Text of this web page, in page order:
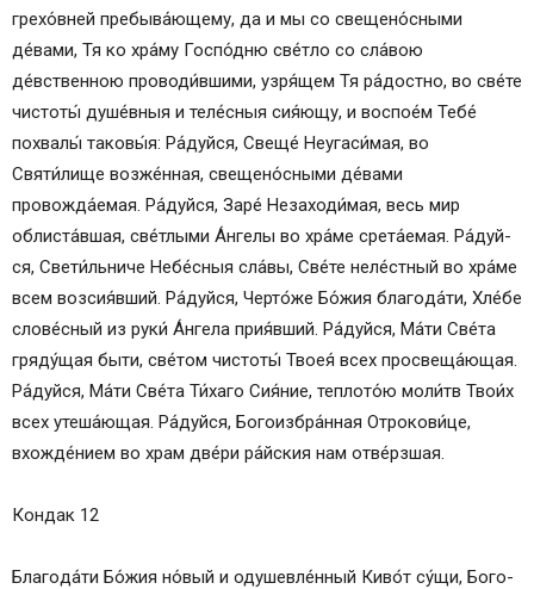
грехо́вней пребыва́ющему, да и мы со свещено́сными
де́вами, Тя ко хра́­му Госпо́дню све́т­ло со сла́­вою
де́вственною проводи́вшими, узря́щем Тя ра́­дост­но, во све́­те
чис­то­ты́ ду­ше́в­ныя и те­ле́с­ныя сия́ющу, и воспое́м Те­бе́
похвалы́ та­ко­вы́я: Ра́­дуй­ся, Свеще́ Неугаси́мая, во
Святи́лище возже́нная, свещено́сными де́вами
провожда́емая. Ра́­дуй­ся, Заре́ Незаходи́мая, весь мир
облиста́вшая, све́тлыми А́н­ге­лы во хра́­ме срета́емая. Ра́­дуй­
ся, Све­ти́ль­ни­че Не­бе́с­ныя сла́­вы, Све́­те неле́стный во хра́­ме
всем возсия́вший. Ра́­дуй­ся, Черто́же Бо́­жия бла­го­да́­ти, Хле́­бе
слове́сный из ру­ки́ А́н­ге­ла прия́вший. Ра́­дуй­ся, Ма́­ти Све́­та
гряду́щая бы­ти, све́­том чис­то­ты́ Твоея́ всех про­све­ща́ю­щая.
Ра́­дуй­ся, Ма́­ти Све́­та Ти́хаго Сия́ние, теп­ло­то́ю мо­ли́тв Тво­и́х
всех утеша́ющая. Ра́­дуй­ся, Бо­го­из­бра́н­ная От­ро­ко­ви́­це,
вхожде́нием во храм две́ри ра́йс­кия нам отве́рзшая.
Кондак 12
Бла­го­да́­ти Бо́­жия но́вый и оду­шев­ле́н­ный Киво́т су́­щи, Бо­го­